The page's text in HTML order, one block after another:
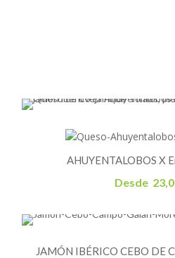
AHUYENTALOBOS X
Desde
JAMÓN IBÉRICO CEBO DE